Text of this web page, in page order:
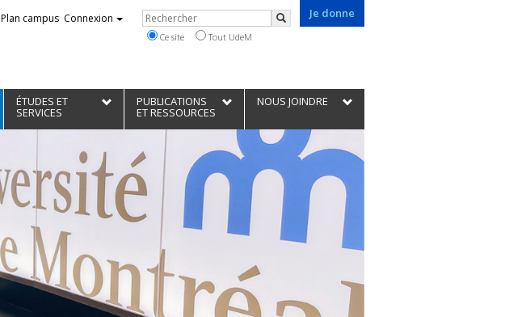
Je donne
Plan campus Connexion Rechercher
Rechercher
Ce site Tout UdeM
ÉTUDES ET
SERVICES
PUBLICATIONS
ET RESSOURCES
NOUS JOINDRE